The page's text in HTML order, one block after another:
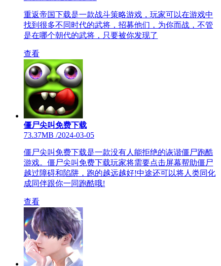
重返帝国下载是一款战斗策略游戏，玩家可以在游戏中
找到很多不同时代的武将，招募他们，为你而战，不管
是在哪个朝代的武将，只要被你发现了
查看
僵尸尖叫免费下载
73.37MB /2024-03-05
僵尸尖叫免费下载是一款没有人能拒绝的诙谐僵尸跑酷
游戏。僵尸尖叫免费下载玩家将需要点击屏幕帮助僵尸
越过障碍和陷阱，跑的越远越好!中途还可以将人类同化
成同伴跟你一同跑酷哦!
查看